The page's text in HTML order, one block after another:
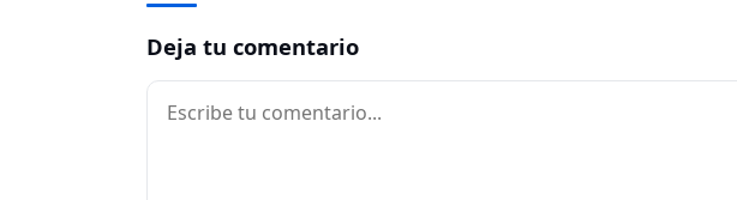
Deja tu comentario
Comentario